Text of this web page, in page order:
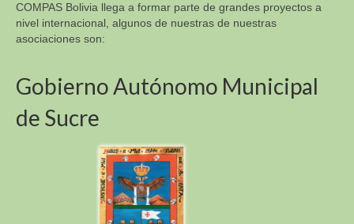
COMPAS Bolivia llega a formar parte de grandes proyectos a
nivel internacional, algunos de nuestras de nuestras
asociaciones son:
Gobierno Autónomo Municipal
de Sucre